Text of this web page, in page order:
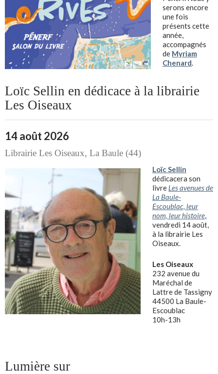
serons encore
une fois
présents cette
année,
accompagnés
de Myriam
Chenard.
Loïc Sellin en dédicace à la librairie
Les Oiseaux
14 août 2026
Librairie Les Oiseaux, La Baule (44)
Loïc Sellin
dédicacera son
livre Les avenues de
La Baule-
Escoublac, leur
nom, leur histoire,
vendredi 14 août,
à la librairie Les
Oiseaux.
Les Oiseaux
232 avenue du
Maréchal de
Lattre de Tassigny
44500 La Baule-
Escoublac
10h-13h
Lumière sur